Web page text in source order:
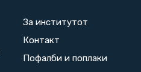
За институтот
Контакт
Пофалби и поплаки